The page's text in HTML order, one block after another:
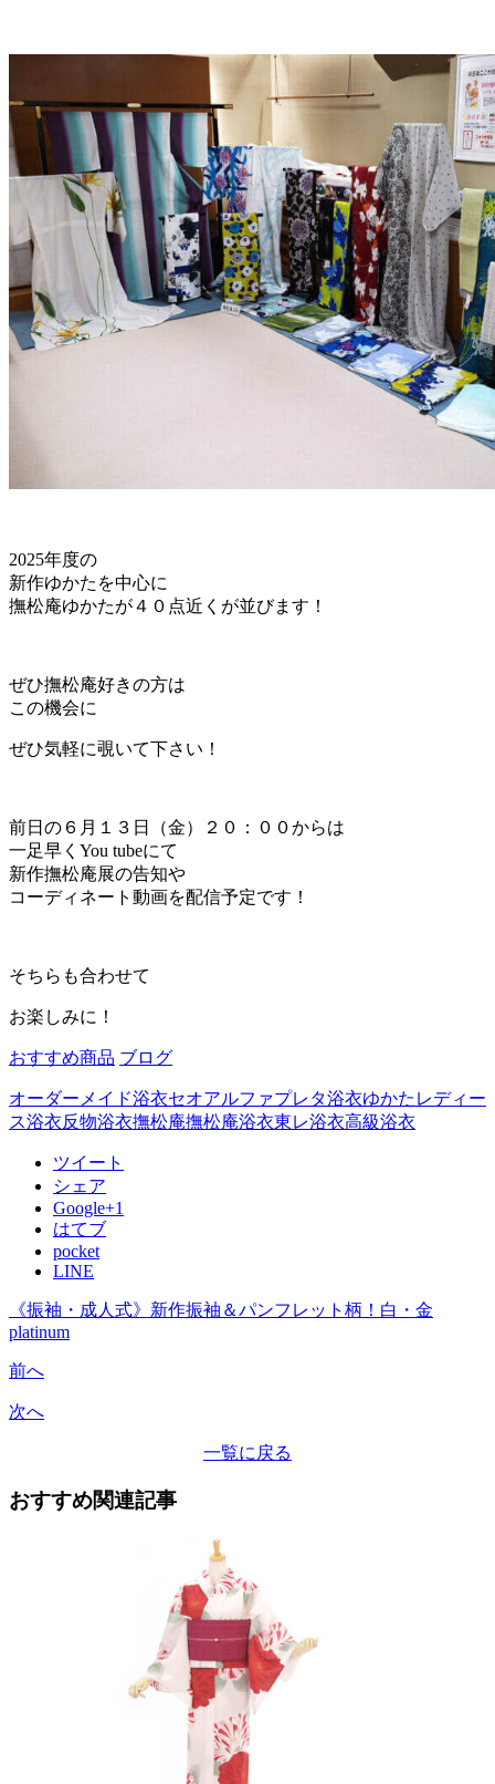
2025年度の
新作ゆかたを中心に
撫松庵ゆかたが４０点近くが並びます！
ぜひ撫松庵好きの方は
この機会に
ぜひ気軽に覗いて下さい！
前日の６月１３日（金）２０：００からは
一足早くYou tubeにて
新作撫松庵展の告知や
コーディネート動画を配信予定です！
そちらも合わせて
お楽しみに！
おすすめ商品 ブログ
オーダーメイド浴衣セオアルファプレタ浴衣ゆかた レディー
ス浴衣反物浴衣撫松庵撫松庵浴衣東レ浴衣高級浴衣
ツイート
シェア
Google+1
はてブ
pocket
LINE
《振袖・成人式》新作振袖＆パンフレット柄！白・金
platinum
前へ
次へ
一覧に戻る
おすすめ関連記事